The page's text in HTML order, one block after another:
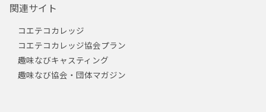
関連サイト
コエテコカレッジ
コエテコカレッジ協会プラン
趣味なびキャスティング
趣味なび協会・団体マガジン